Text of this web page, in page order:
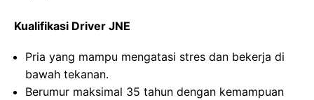
Kualifikasi Driver JNE
Pria yang mampu mengatasi stres dan bekerja di
bawah tekanan.
Berumur maksimal 35 tahun dengan kemampuan